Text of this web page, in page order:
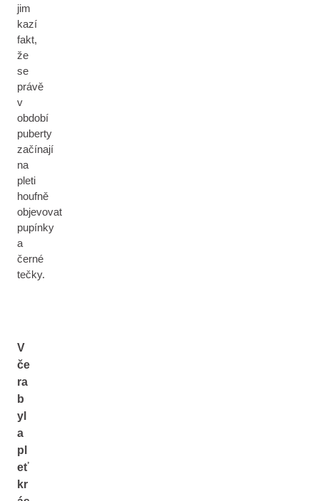
jim
kazí
fakt,
že
se
právě
v
období
puberty
začínají
na
pleti
houfně
objevovat
pupínky
a
černé
tečky.
V
če
ra
b
yl
a
pl
eť
kr